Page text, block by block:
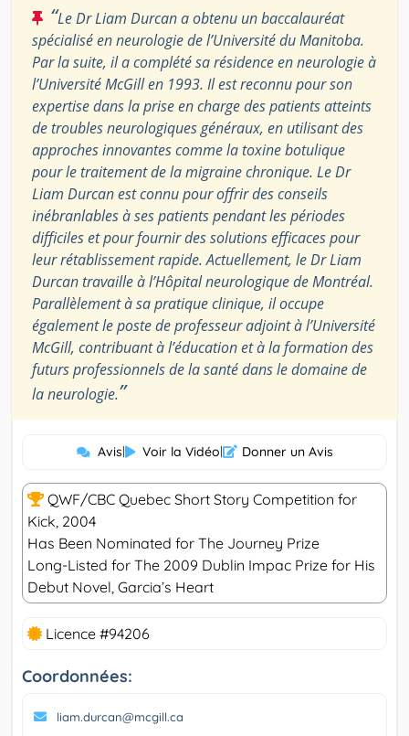
“Le Dr Liam Durcan a obtenu un baccalauréat
spécialisé en neurologie de l’Université du Manitoba.
Par la suite, il a complété sa résidence en neurologie à
l’Université McGill en 1993. Il est reconnu pour son
expertise dans la prise en charge des patients atteints
de troubles neurologiques généraux, en utilisant des
approches innovantes comme la toxine botulique
pour le traitement de la migraine chronique. Le Dr
Liam Durcan est connu pour offrir des conseils
inébranlables à ses patients pendant les périodes
difficiles et pour fournir des solutions efficaces pour
leur rétablissement rapide. Actuellement, le Dr Liam
Durcan travaille à l’Hôpital neurologique de Montréal.
Parallèlement à sa pratique clinique, il occupe
également le poste de professeur adjoint à l’Université
McGill, contribuant à l’éducation et à la formation des
futurs professionnels de la santé dans le domaine de
la neurologie.”
Avis| Voir la Vidéo| Donner un Avis
QWF/CBC Quebec Short Story Competition for
Kick, 2004
Has Been Nominated for The Journey Prize
Long-Listed for The 2009 Dublin Impac Prize for His
Debut Novel, Garcia’s Heart
Licence #94206
Coordonnées:
liam.durcan@mcgill.ca